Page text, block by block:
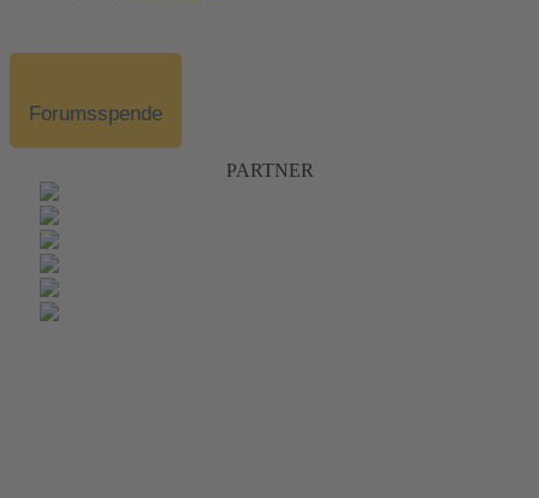
Forumsspende
PARTNER